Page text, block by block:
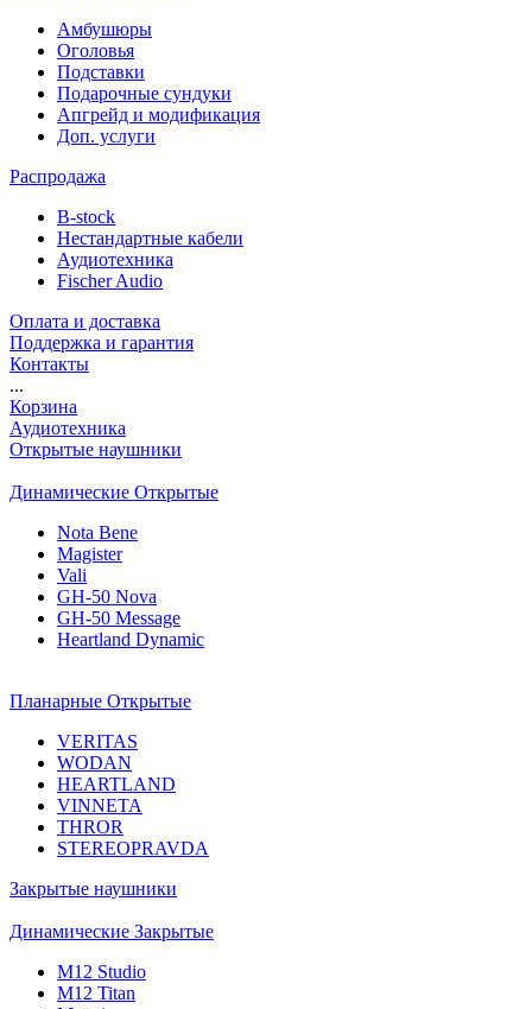
Амбушюры
Оголовья
Подставки
Подарочные сундуки
Апгрейд и модификация
Доп. услуги
Распродажа
B-stock
Нестандартные кабели
Аудиотехника
Fischer Audio
Оплата и доставка
Поддержка и гарантия
Контакты
...
Корзина
Аудиотехника
Открытые наушники
Динамические Открытые
Nota Bene
Magister
Vali
GH-50 Nova
GH-50 Message
Heartland Dynamic
Планарные Открытые
VERITAS
WODAN
HEARTLAND
VINNETA
THROR
STEREOPRAVDA
Закрытые наушники
Динамические Закрытые
M12 Studio
M12 Titan